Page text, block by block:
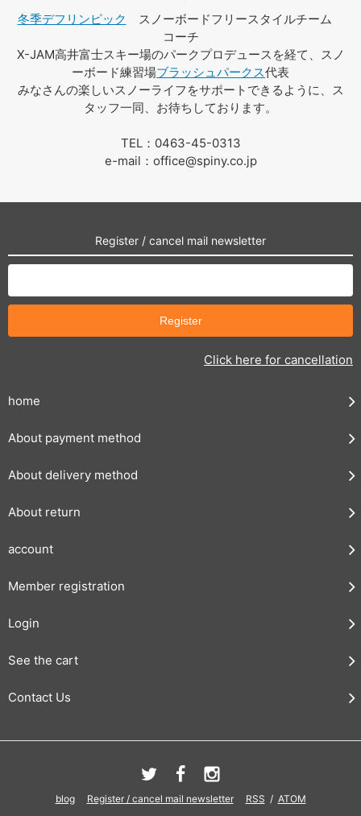
冬季デフリンピック スノーボードフリースタイルチーム
コーチ
X-JAM高井富士スキー場のパークプロデュースを経て、スノ
ーボード練習場ブラッシュパークス代表
みなさんの楽しいスノーライフをサポートできるように、ス
タッフ一同、お待ちしております。
TEL：0463-45-0313
e-mail：office@spiny.co.jp
Register / cancel mail newsletter
Click here for cancellation
home
About payment method
About delivery method
About return
account
Member registration
Login
See the cart
Contact Us
blog Register / cancel mail newsletter RSS / ATOM